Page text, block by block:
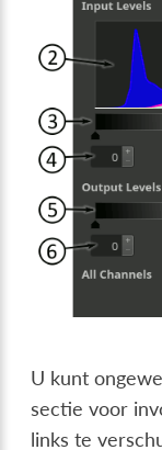
U kunt
sectie voor
links te